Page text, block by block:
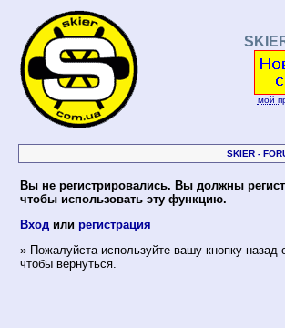
мой
SKIER -
Вы не регистрировались. Вы должны
чтобы использовать эту функцию.
Вход или регистрация
» Пожалуйста используйте вашу кнопку назад
чтобы вернуться.